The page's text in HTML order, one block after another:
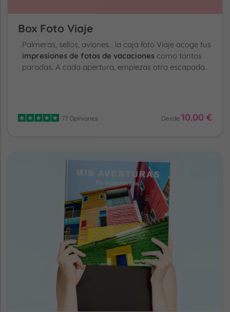
Box Foto Viaje
Palmeras, sellos, aviones… la caja foto Viaje acoge tus
impresiones de fotos de vacaciones como tantos
paradas. A cada apertura, empiezas otra escapada.
77 Opiniones Desde 10.00 €